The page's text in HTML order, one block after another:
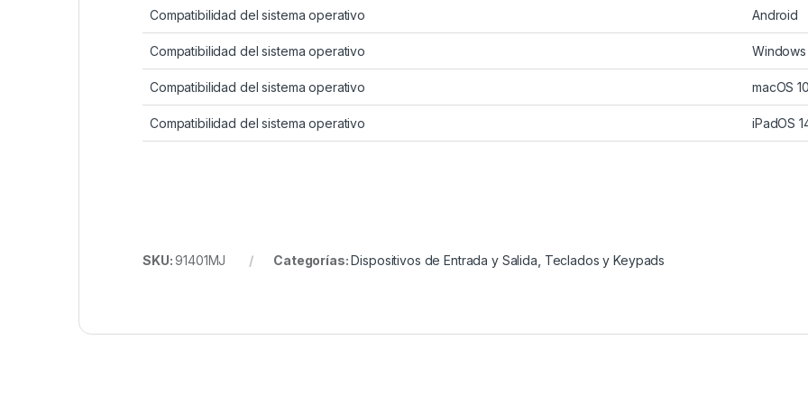
Compatibilidad del sistema operativo Android
Compatibilidad del sistema operativo Windows
Compatibilidad del sistema operativo macOS
Compatibilidad del sistema operativo iPadOS
SKU:91401MJ Categorías:Dispositivos de Entrada y Salida Teclados y Keypads